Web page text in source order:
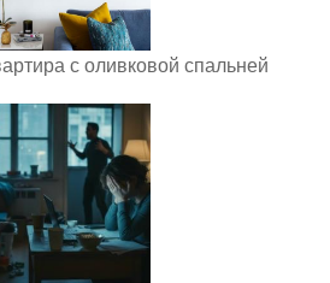
с оливковой спальней